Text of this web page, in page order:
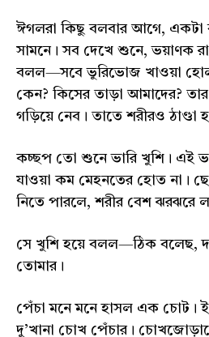
ঈগলরা কিছু বলবার আগে, একটা
সামনে। সব দেখে শুনে, ভয়াণক
বলল—সবে ভুরিভোজ খাওয়া
কেন? কিসের তাড়া আমাদের?
গড়িয়ে নেব। তাতে শরীরও ঠাণ্ডা
কচ্ছপ তো শুনে ভারি খুশি। এই
যাওয়া কম মেহনতের হোত না।
নিতে পারলে, শরীর বেশ ঝরঝরে
সে খুশি হয়ে বলল—ঠিক বলেছ,
তোমার।
পেঁচা মনে মনে হাসল এক চোট।
দু’খানা চোখ পেঁচার।